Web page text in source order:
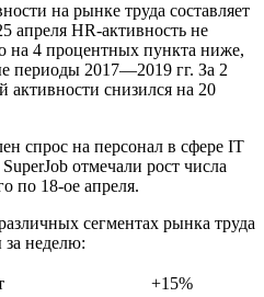
на рынке труда составляет
апреля HR-активность не
на 4 процентных пункта ниже,
периоды 2017—2019 гг. За 2
активности снизился на 20
спрос на персонал в сфере IT
отмечали рост числа
по 18-ое апреля.
сегментах рынка труда
неделю:
+15%